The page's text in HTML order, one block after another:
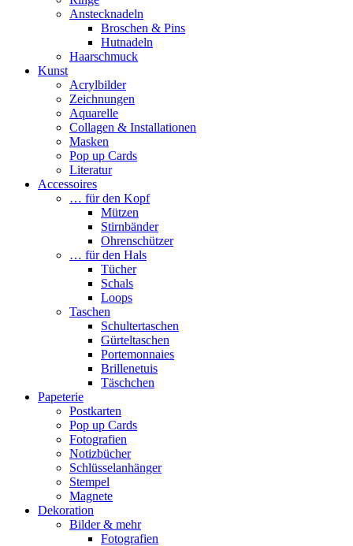
Anstecknadeln
Broschen & Pins
Hutnadeln
Haarschmuck
Kunst
Acrylbilder
Zeichnungen
Aquarelle
Collagen & Installationen
Masken
Pop up Cards
Literatur
Accessoires
… für den Kopf
Mützen
Stirnbänder
Ohrenschützer
… für den Hals
Tücher
Schals
Loops
Taschen
Schultertaschen
Gürteltaschen
Portemonnaies
Brillenetuis
Täschchen
Papeterie
Postkarten
Pop up Cards
Fotografien
Notizbücher
Schlüsselanhänger
Stempel
Magnete
Dekoration
Bilder & mehr
Fotografien